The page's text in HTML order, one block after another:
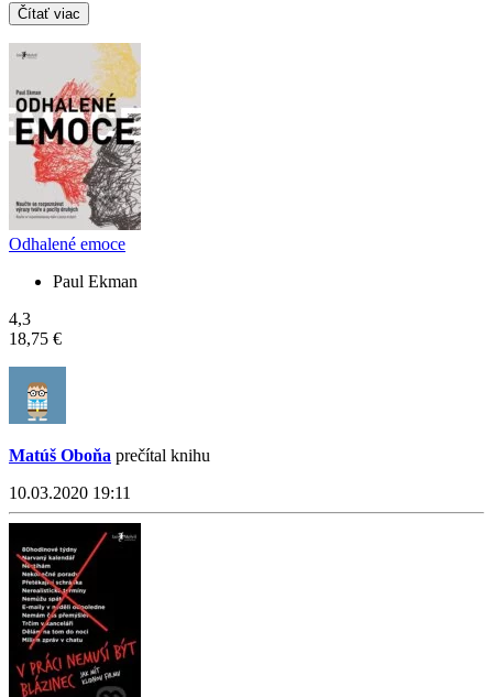
Čítať viac
Odhalené emoce
Paul Ekman
4,3
18,75 €
Matúš Oboňa prečítal knihu
10.03.2020 19:11